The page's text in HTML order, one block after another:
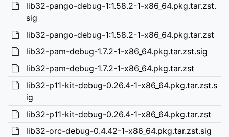
lib32-pango-debug-1:1.58.2-1-x86_64.pkg.tar.zst.
sig
lib32-pango-debug-1:1.58.2-1-x86_64.pkg.tar.zst
lib32-pam-debug-1.7.2-1-x86_64.pkg.tar.zst.sig
lib32-pam-debug-1.7.2-1-x86_64.pkg.tar.zst
lib32-p11-kit-debug-0.26.4-1-x86_64.pkg.tar.zst.s
ig
lib32-p11-kit-debug-0.26.4-1-x86_64.pkg.tar.zst
lib32-orc-debug-0.4.42-1-x86_64.pkg.tar.zst.sig